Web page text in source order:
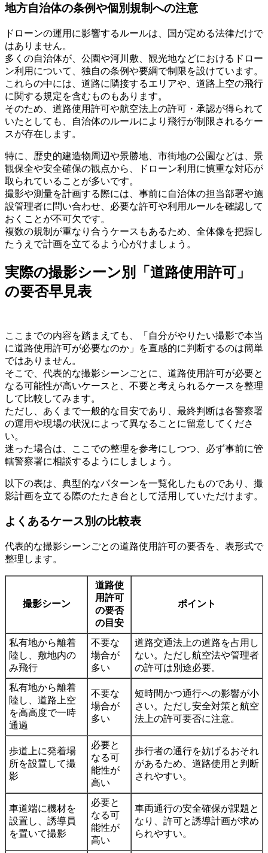
地方自治体の条例や個別規制への注意
ドローンの運用に影響するルールは、国が定める法律だけで
はありません。
多くの自治体が、公園や河川敷、観光地などにおけるドロー
ン利用について、独自の条例や要綱で制限を設けています。
これらの中には、道路に隣接するエリアや、道路上空の飛行
に関する規定を含むものもあります。
そのため、道路使用許可や航空法上の許可・承認が得られて
いたとしても、自治体のルールにより飛行が制限されるケー
スが存在します。
特に、歴史的建造物周辺や景勝地、市街地の公園などは、景
観保全や安全確保の観点から、ドローン利用に慎重な対応が
取られていることが多いです。
撮影や測量を計画する際には、事前に自治体の担当部署や施
設管理者に問い合わせ、必要な許可や利用ルールを確認して
おくことが不可欠です。
複数の規制が重なり合うケースもあるため、全体像を把握し
たうえで計画を立てるよう心がけましょう。
実際の撮影シーン別「道路使用許可」
の要否早見表
ここまでの内容を踏まえても、「自分がやりたい撮影で本当
に道路使用許可が必要なのか」を直感的に判断するのは簡単
ではありません。
そこで、代表的な撮影シーンごとに、道路使用許可が必要と
なる可能性が高いケースと、不要と考えられるケースを整理
して比較してみます。
ただし、あくまで一般的な目安であり、最終判断は各警察署
の運用や現場の状況によって異なることに留意してくださ
い。
迷った場合は、ここでの整理を参考にしつつ、必ず事前に管
轄警察署に相談するようにしましょう。
以下の表は、典型的なパターンを一覧化したものであり、撮
影計画を立てる際のたたき台として活用していただけます。
よくあるケース別の比較表
代表的な撮影シーンごとの道路使用許可の要否を、表形式で
整理します。
撮影シーン
道路使
用許可
の要否
の目安
ポイント
私有地から離着
陸し、敷地内の
み飛行
不要な
場合が
多い
道路交通法上の道路を占用し
ない。ただし航空法や管理者
の許可は別途必要。
私有地から離着
陸し、道路上空
を高高度で一時
通過
不要な
場合が
多い
短時間かつ通行への影響が小
さい。ただし安全対策と航空
法上の許可要否に注意。
歩道上に発着場
所を設置して撮
影
必要と
なる可
能性が
高い
歩行者の通行を妨げるおそれ
があるため、道路使用と判断
されやすい。
車道端に機材を
設置し、誘導員
を置いて撮影
必要と
なる可
能性が
高い
車両通行の安全確保が課題と
なり、許可と誘導計画が求め
られやすい。